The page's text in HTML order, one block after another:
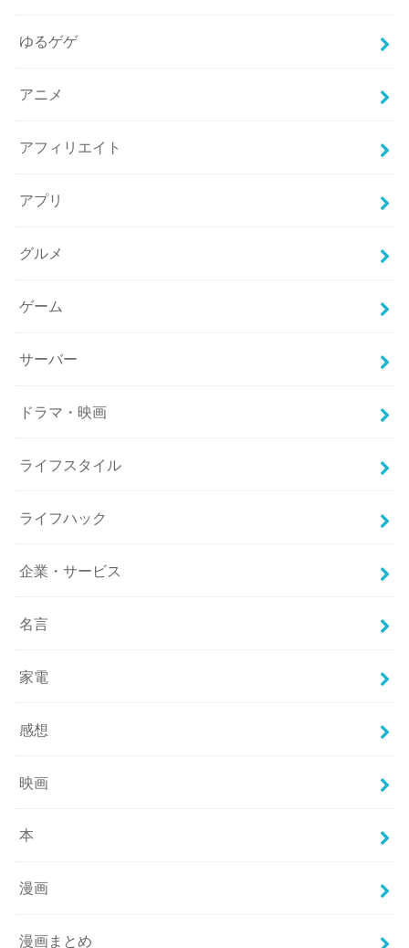
ゆるゲゲ
アニメ
アフィリエイト
アプリ
グルメ
ゲーム
サーバー
ドラマ・映画
ライフスタイル
ライフハック
企業・サービス
名言
家電
感想
映画
本
漫画
漫画まとめ